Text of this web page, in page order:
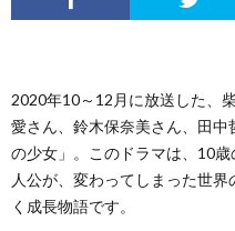
2020年10～12月に放送した、
愛さん、鈴木保奈美さん、田
の少女」。このドラマは、10
人公が、変わってしまった世
く成長物語です。